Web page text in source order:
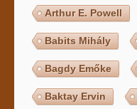
Arthur E. Powell
Babits Mihály
Bagdy Emőke
Baktay Ervin